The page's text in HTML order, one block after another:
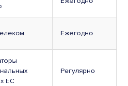
Ежегодно
ЕС
Регулярно